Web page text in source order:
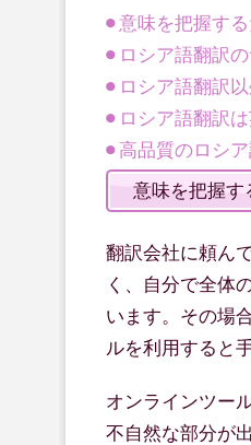
意味を把握す
ロシア語翻訳
ロシア語翻訳
ロシア語翻訳
高品質のロシ
意味を把握す
翻訳会社に頼ん
く、自分で全体
います。その場
ルを利用すると
オンラインツー
不自然な部分が